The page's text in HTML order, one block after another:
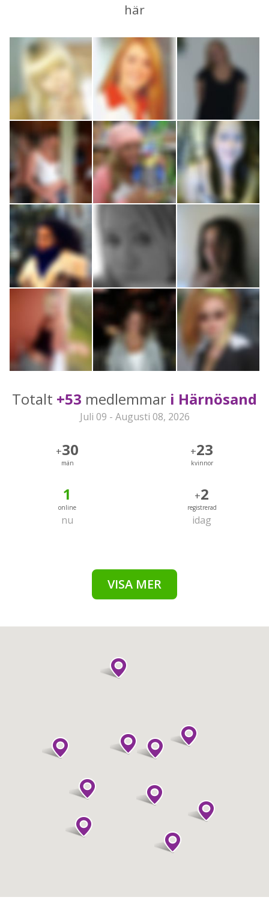
här
Totalt +53 medlemmar i Härnösand
Juli 09 - Augusti 08, 2026
+30
män
+23
kvinnor
1
online
nu
+2
registrerad
idag
VISA MER